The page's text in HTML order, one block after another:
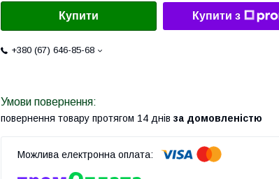
Купити Купити з
+380 (67) 646-85-68
повернення товару протягом 14 днів за домовленістю